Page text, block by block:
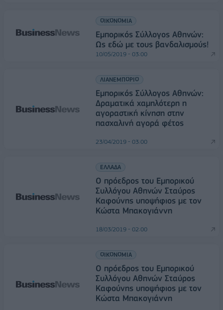
ΟΙΚΟΝΟΜΙΑ
Εμπορικός Σύλλογος Αθηνών:
Ως εδώ με τους βανδαλισμούς!
10/05/2019 - 03:00
ΛΙΑΝΕΜΠΟΡΙΟ
Εμπορικός Σύλλογος Αθηνών:
Δραματικά χαμηλότερη η
αγοραστική κίνηση στην
πασχαλινή αγορά φέτος
23/04/2019 - 03:00
ΕΛΛΑΔΑ
Ο πρόεδρος του Εμπορικού
Συλλόγου Αθηνών Σταύρος
Καφούνης υποψήφιος με τον
Κώστα Μπακογιάννη
18/03/2019 - 02:00
ΟΙΚΟΝΟΜΙΑ
Ο πρόεδρος του Εμπορικού
Συλλόγου Αθηνών Σταύρος
Καφούνης υποψήφιος με τον
Κώστα Μπακογιάννη